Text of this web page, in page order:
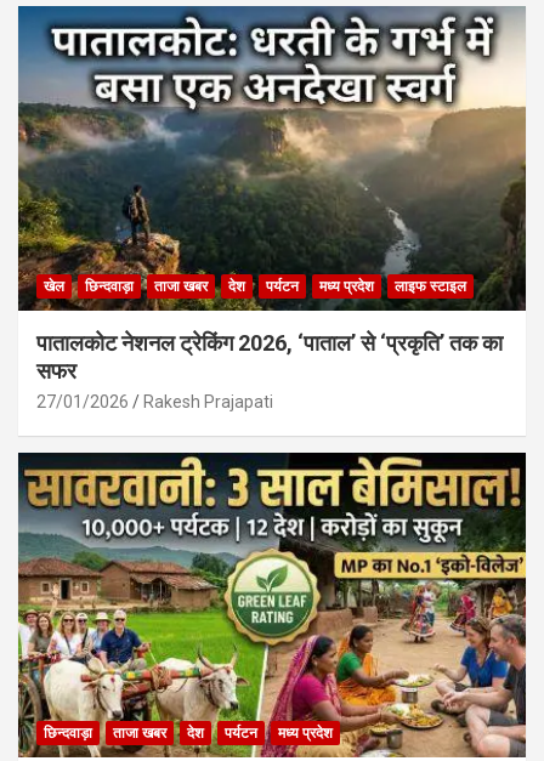
खेल छिन्दवाड़ा ताजा खबर देश पर्यटन मध्य प्रदेश लाइफ स्टाइल
पातालकोट नेशनल ट्रेकिंग 2026, ‘पाताल’ से ‘प्रकृति’ तक का
सफर
27/01/2026 Rakesh Prajapati
छिन्दवाड़ा ताजा खबर देश पर्यटन मध्य प्रदेश